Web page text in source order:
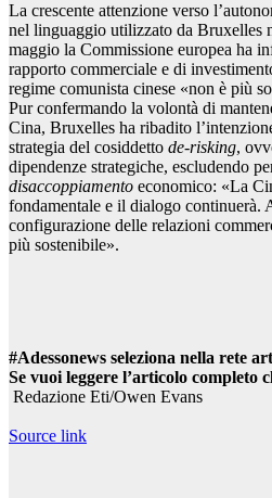
La crescente attenzione verso
nel linguaggio utilizzato da Bruxelles
maggio la Commissione europea ha
rapporto commerciale e di
regime comunista cinese «non è più
Pur confermando la volontà di
Cina, Bruxelles ha ribadito
strategia del cosiddetto de-risking,
dipendenze strategiche, escludendo
disaccoppiamento economico: «La
fondamentale e il dialogo continuerà.
configurazione delle relazioni
più sostenibile».
#Adessonews seleziona nella rete
Se vuoi leggere l’articolo completo
Redazione Eti/Owen Evans
Source link